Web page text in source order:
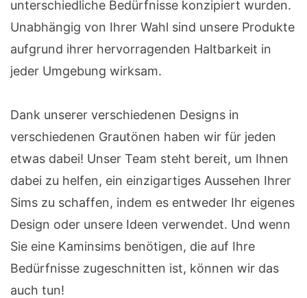
unterschiedliche Bedürfnisse konzipiert wurden.
Unabhängig von Ihrer Wahl sind unsere Produkte
aufgrund ihrer hervorragenden Haltbarkeit in
jeder Umgebung wirksam.
Dank unserer verschiedenen Designs in
verschiedenen Grautönen haben wir für jeden
etwas dabei! Unser Team steht bereit, um Ihnen
dabei zu helfen, ein einzigartiges Aussehen Ihrer
Sims zu schaffen, indem es entweder Ihr eigenes
Design oder unsere Ideen verwendet. Und wenn
Sie eine Kaminsims benötigen, die auf Ihre
Bedürfnisse zugeschnitten ist, können wir das
auch tun!